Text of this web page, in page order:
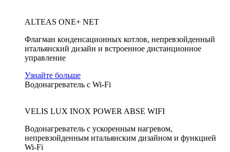
ALTEAS ONE+ NET
Флагман конденсационных котлов, непревзойденный
итальянский дизайн и встроенное дистанционное
управление
Узнайте больше
Водонагреватель с Wi-Fi
VELIS LUX INOX POWER ABSE WIFI
Водонагреватель с ускоренным нагревом,
непревзойденным итальянским дизайном и функцией
Wi-Fi